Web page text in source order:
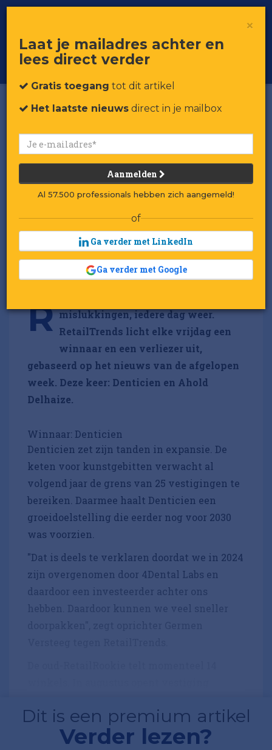
Voor professionals in retail & brands
Toggle
Winnaar/verliezer van de
week: Denticien en Ahold
Delhaize
Door:Redactie RetailTrends
Gepubliceerd op 12 juni 2026 om 09:28
Laatst gewijzigd: 12 juni 2026 om 09:49
Beeld: Aad Goudappel
R mislukkingen, iedere dag weer.
RetailTrends licht elke vrijdag een
winnaar en een verliezer uit,
gebaseerd op het nieuws van de afgelopen
week. Deze keer: Denticien en Ahold
Delhaize.
Winnaar: Denticien
Denticien zet zijn tanden in expansie. De
keten voor kunstgebitten verwacht al
volgend jaar de grens van 25 vestigingen te
bereiken. Daarmee haalt Denticien een
groeidoelstelling die eerder nog voor 2030
was voorzien.
"Dat is deels te verklaren doordat we in 2024
zijn overgenomen door 4Dental Labs en
daardoor een investeerder achter ons
hebben. Daardoor kunnen we veel sneller
Dit is een premium artikel
Verder lezen?
×
Laat je mailadres achter en
lees direct verder
Gratis toegang tot dit artikel
Het laatste nieuws direct in je mailbox
Aanmelden
Al 57.500 professionals hebben zich aangemeld!
of
Ga verder met LinkedIn
Ga verder met Google